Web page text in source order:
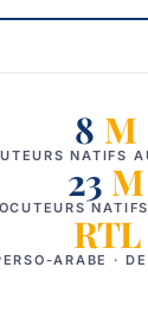
8 M
NATIFS
23 M
RTL
ARABE ·